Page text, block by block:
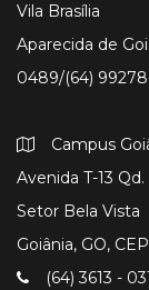
Vila Brasília
Aparecida de
0489/(64)
Campus
Avenida T-13
Setor Bela Vista
Goiânia, GO,
(64) 3613 -